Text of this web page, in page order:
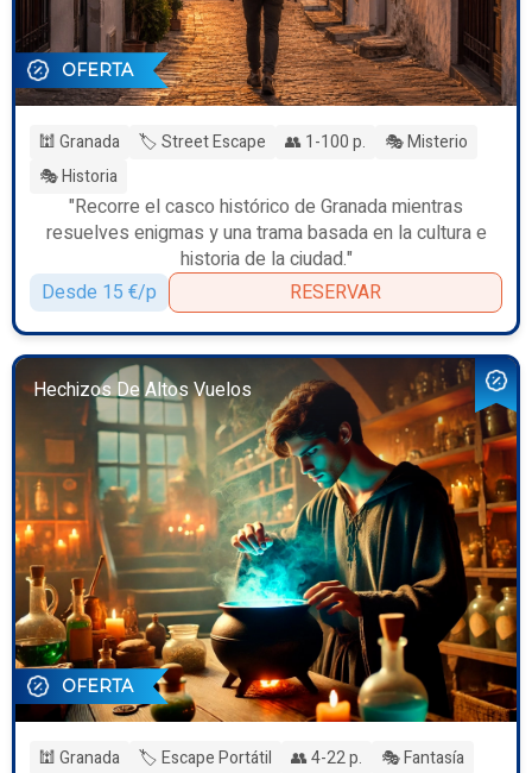
OFERTA
🕍 Granada 🏷️ Street Escape 👥 1-100 p.
🎭 Misterio
🎭 Historia
"Recorre el casco histórico de Granada mientras
resuelves enigmas y una trama basada en la cultura e
historia de la ciudad."
Desde 15 €/p
RESERVAR
Hechizos De Altos Vuelos
OFERTA
🕍 Granada 🏷️ Escape Portátil 👥 4-22 p.
🎭 Fantasía